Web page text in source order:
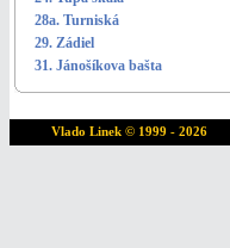
28a. Turniská
29. Zádiel
31. Jánošíkova bašta
Vlado Linek© 1999 - 2026